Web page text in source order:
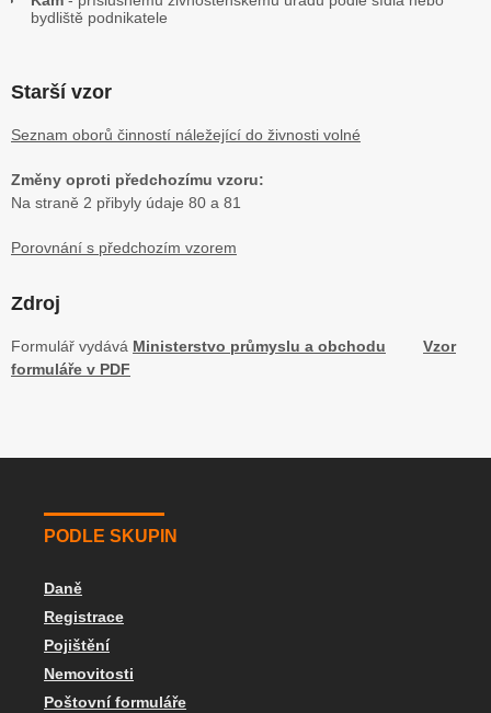
bydliště podnikatele
Starší vzor
Seznam oborů činností náležející do živnosti volné
Změny oproti předchozímu vzoru:
Na straně 2 přibyly údaje 80 a 81
Porovnání s předchozím vzorem
Zdroj
Formulář vydává Ministerstvo průmyslu a obchodu
Vzor
formuláře v PDF
PODLE SKUPIN
Daně
Registrace
Pojištění
Nemovitosti
Poštovní formuláře